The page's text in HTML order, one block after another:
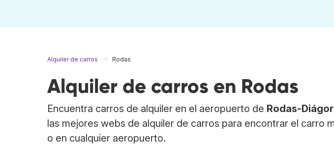
Alquiler de carros Rodas
Alquiler de carros en Rodas
Encuentra carros de alquiler en el aeropuerto de Rodas-
las mejores webs de alquiler de carros para encontrar el carro
o en cualquier aeropuerto.